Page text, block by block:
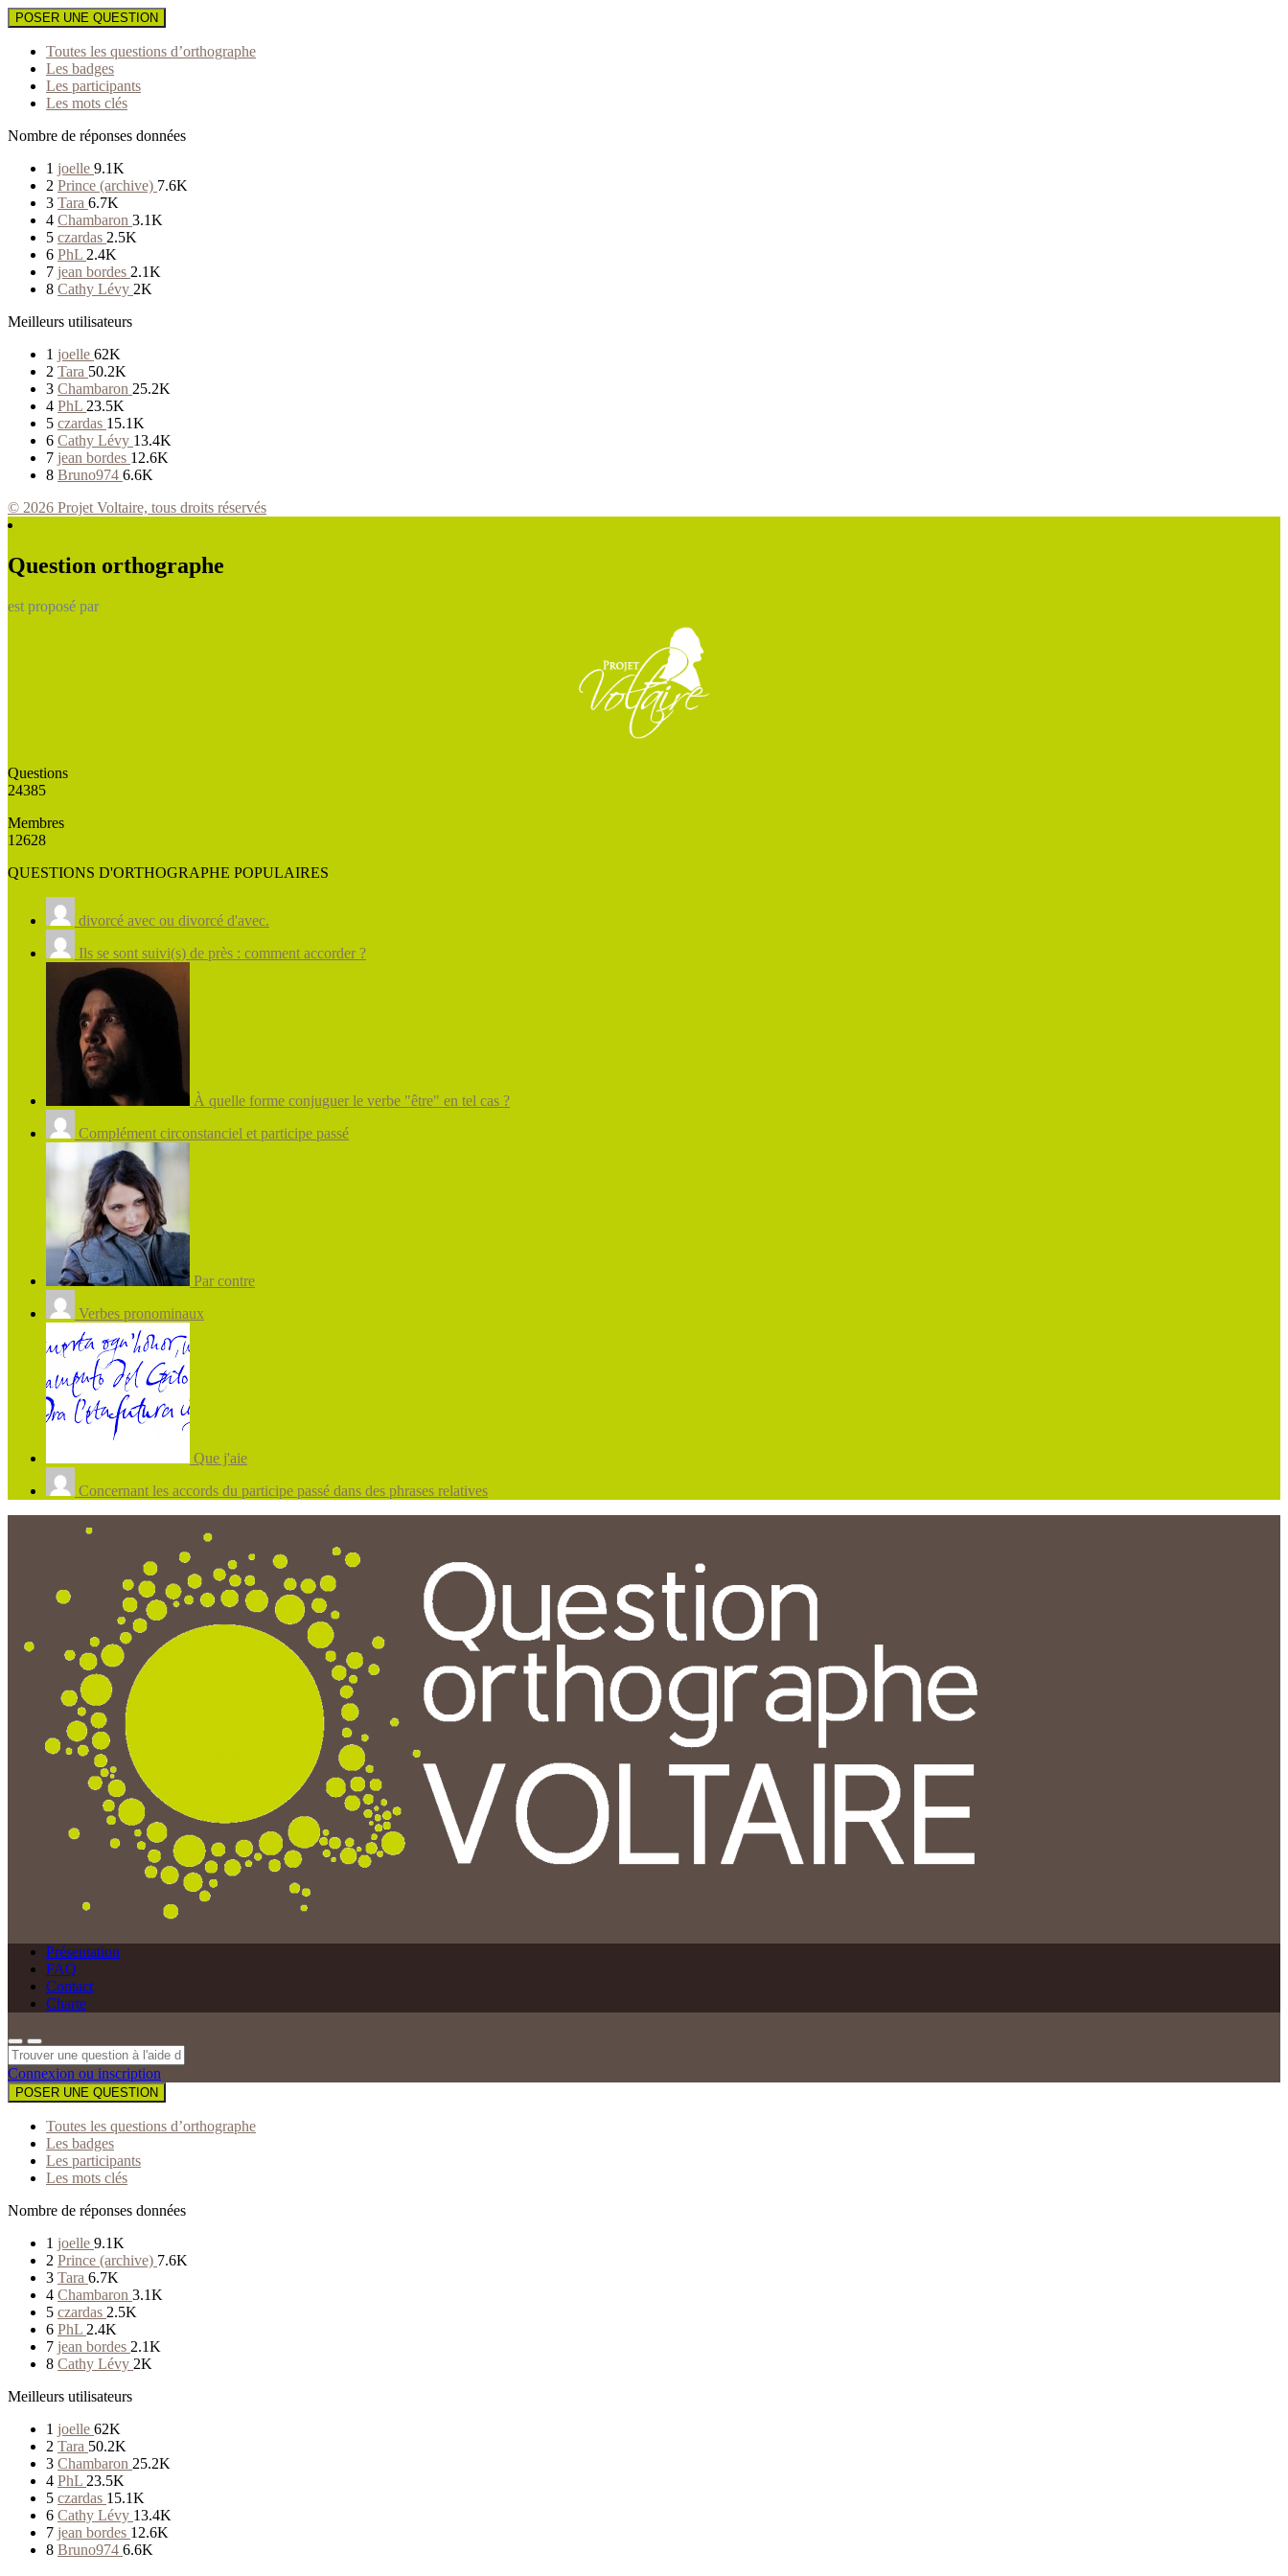
POSER UNE QUESTION
Toutes les questions d’orthographe
Les badges
Les participants
Les mots clés
Nombre de réponses données
1 joelle 9.1K
2 Prince (archive) 7.6K
3 Tara 6.7K
4 Chambaron 3.1K
5 czardas 2.5K
6 PhL 2.4K
7 jean bordes 2.1K
8 Cathy Lévy 2K
Meilleurs utilisateurs
1 joelle 62K
2 Tara 50.2K
3 Chambaron 25.2K
4 PhL 23.5K
5 czardas 15.1K
6 Cathy Lévy 13.4K
7 jean bordes 12.6K
8 Bruno974 6.6K
© 2026 Projet Voltaire, tous droits réservés
Question orthographe
est proposé par
Questions
24385
Membres
12628
QUESTIONS D'ORTHOGRAPHE POPULAIRES
divorcé avec ou divorcé d'avec.
Ils se sont suivi(s) de près : comment accorder ?
À quelle forme conjuguer le verbe "être" en tel cas ?
Complément circonstanciel et participe passé
Par contre
Verbes pronominaux
Que j'aie
Concernant les accords du participe passé dans des phrases relatives
Présentation
FAQ
Contact
Charte
Connexion ou inscription
POSER UNE QUESTION
Toutes les questions d’orthographe
Les badges
Les participants
Les mots clés
Nombre de réponses données
1 joelle 9.1K
2 Prince (archive) 7.6K
3 Tara 6.7K
4 Chambaron 3.1K
5 czardas 2.5K
6 PhL 2.4K
7 jean bordes 2.1K
8 Cathy Lévy 2K
Meilleurs utilisateurs
1 joelle 62K
2 Tara 50.2K
3 Chambaron 25.2K
4 PhL 23.5K
5 czardas 15.1K
6 Cathy Lévy 13.4K
7 jean bordes 12.6K
8 Bruno974 6.6K